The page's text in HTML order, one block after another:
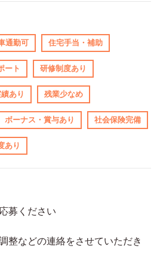
通勤可 住宅手当・補助
ート 研修制度あり
あり 残業少なめ
ボーナス・賞与あり 社会保険完備
あり
募ください
整などの連絡をさせていただき